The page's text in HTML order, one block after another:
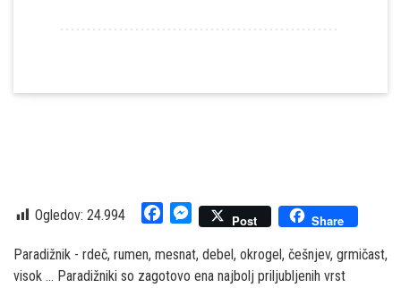
Ogledov: 24.994 FacebookMessengerPost Share
Paradižnik - rdeč, rumen, mesnat, debel, okrogel, češnjev, grmičast,
visok … Paradižniki so zagotovo ena najbolj priljubljenih vrst